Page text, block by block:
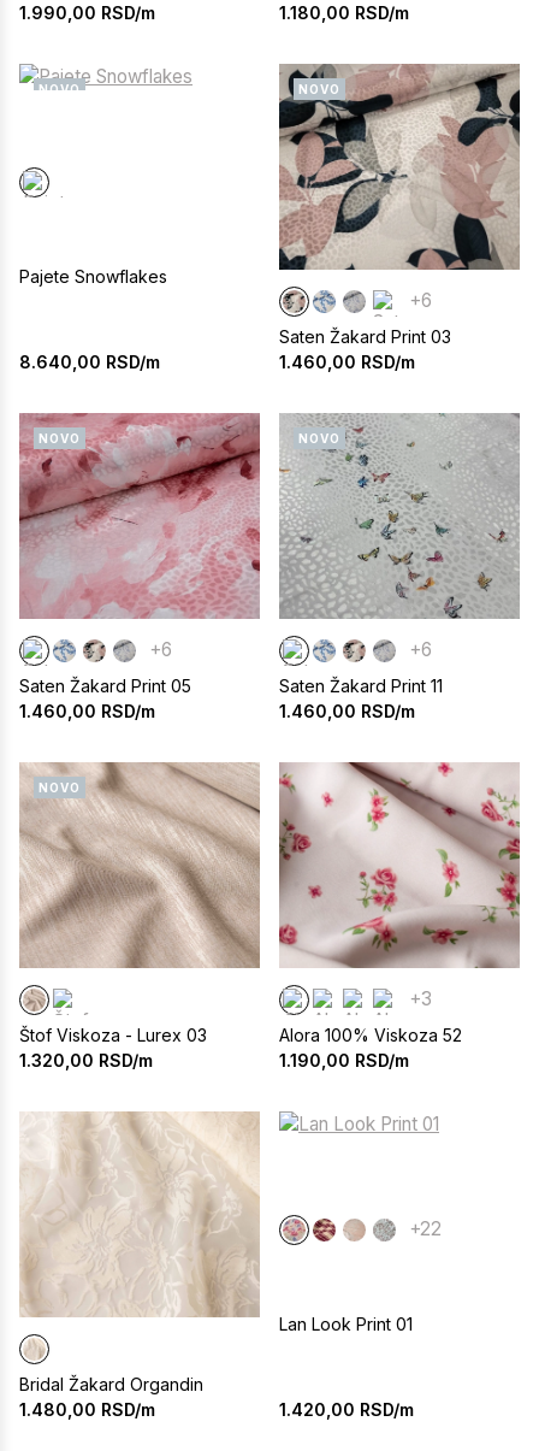
1.990,00 RSD/m
1.180,00 RSD/m
NOVO
Pajete Snowflakes
8.640,00 RSD/m
NOVO
+6
Saten Žakard Print 03
1.460,00 RSD/m
NOVO
+6
Saten Žakard Print 05
1.460,00 RSD/m
NOVO
+6
Saten Žakard Print 11
1.460,00 RSD/m
NOVO
Štof Viskoza - Lurex 03
1.320,00 RSD/m
+3
Alora 100% Viskoza 52
1.190,00 RSD/m
Bridal Žakard Organdin
1.480,00 RSD/m
+22
Lan Look Print 01
1.420,00 RSD/m